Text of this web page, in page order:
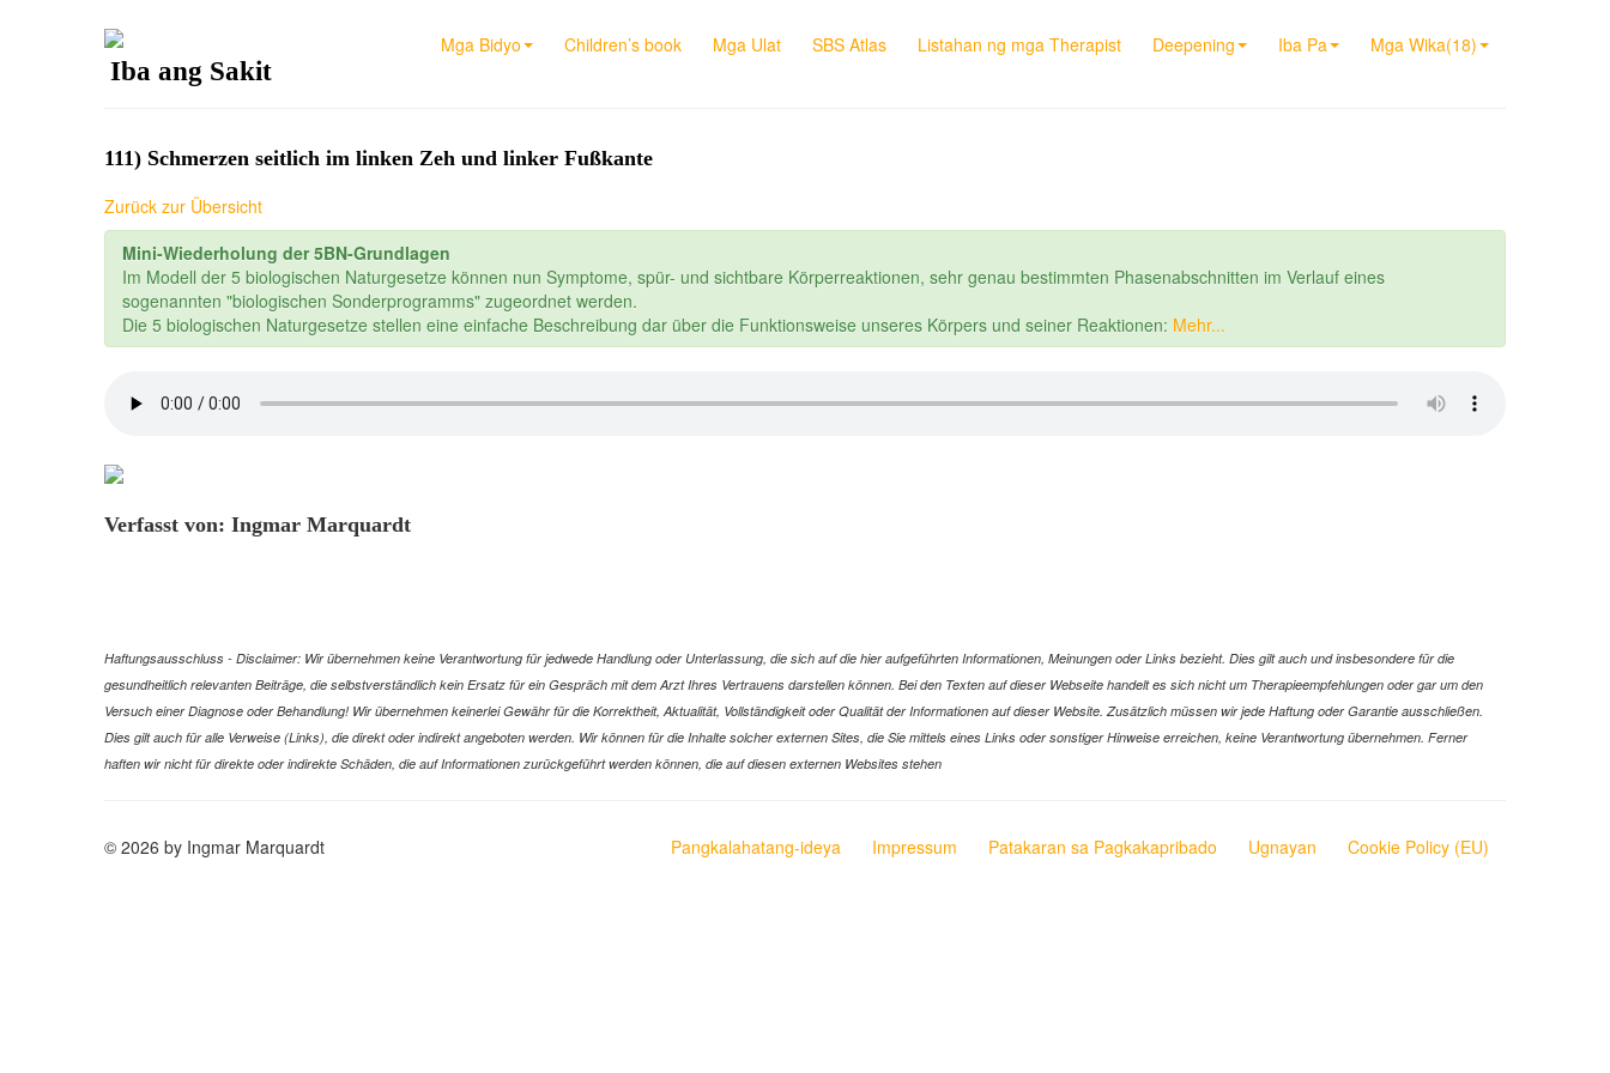
Mga Bidyo Children’s book Mga Ulat SBS Atlas Listahan ng mga Therapist Deepening Iba Pa Mga Wika(18)
Iba ang Sakit
111) Schmerzen seitlich im linken Zeh und linker Fußkante
Zurück zur Übersicht
Mini-Wiederholung der 5BN-Grundlagen
Im Modell der 5 biologischen Naturgesetze können nun Symptome, spür- und sichtbare Körperreaktionen, sehr genau bestimmten Phasenabschnitten im Verlauf eines
sogenannten "biologischen Sonderprogramms" zugeordnet werden.
Die 5 biologischen Naturgesetze stellen eine einfache Beschreibung dar über die Funktionsweise unseres Körpers und seiner Reaktionen: Mehr...
Verfasst von: Ingmar Marquardt
Haftungsausschluss - Disclaimer: Wir übernehmen keine Verantwortung für jedwede Handlung oder Unterlassung, die sich auf die hier aufgeführten Informationen, Meinungen oder Links bezieht. Dies gilt auch und insbesondere für die
gesundheitlich relevanten Beiträge, die selbstverständlich kein Ersatz für ein Gespräch mit dem Arzt Ihres Vertrauens darstellen können. Bei den Texten auf dieser Webseite handelt es sich nicht um Therapieempfehlungen oder gar um den
Versuch einer Diagnose oder Behandlung! Wir übernehmen keinerlei Gewähr für die Korrektheit, Aktualität, Vollständigkeit oder Qualität der Informationen auf dieser Website. Zusätzlich müssen wir jede Haftung oder Garantie ausschließen.
Dies gilt auch für alle Verweise (Links), die direkt oder indirekt angeboten werden. Wir können für die Inhalte solcher externen Sites, die Sie mittels eines Links oder sonstiger Hinweise erreichen, keine Verantwortung übernehmen. Ferner
haften wir nicht für direkte oder indirekte Schäden, die auf Informationen zurückgeführt werden können, die auf diesen externen Websites stehen
© 2026 by Ingmar Marquardt Pangkalahatang-ideya Impressum Patakaran sa Pagkakapribado Ugnayan Cookie Policy (EU)